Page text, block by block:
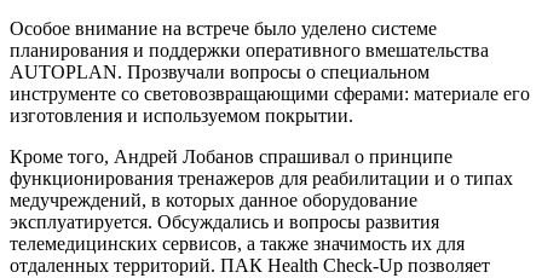
Особое внимание на встрече было уделено системе
планирования и поддержки оперативного вмешательства
AUTOPLAN. Прозвучали вопросы о специальном
инструменте со световозвращающими сферами: материале его
изготовления и используемом покрытии.
Кроме того, Андрей Лобанов спрашивал о принципе
функционирования тренажеров для реабилитации и о типах
медучреждений, в которых данное оборудование
эксплуатируется. Обсуждались и вопросы развития
телемедицинских сервисов, а также значимость их для
отдаленных территорий. ПАК Health Check-Up позволяет